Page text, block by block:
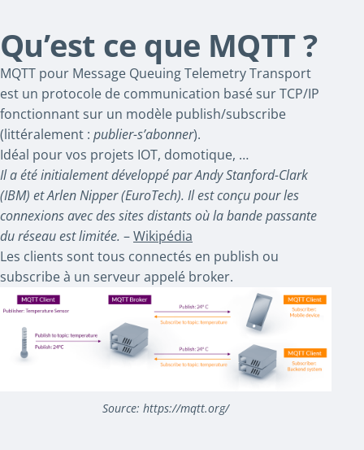
Qu’est ce que MQTT ?
MQTT pour Message Queuing Telemetry Transport
est un protocole de communication basé sur TCP/IP
fonctionnant sur un modèle publish/subscribe
(littéralement : publier-s’abonner).
Idéal pour vos projets IOT, domotique, …
Il a été initialement développé par Andy Stanford-Clark
(IBM) et Arlen Nipper (EuroTech). Il est conçu pour les
connexions avec des sites distants où la bande passante
du réseau est limitée. –Wikipédia
Les clients sont tous connectés en publish ou
subscribe à un serveur appelé broker.
Source: https://mqtt.org/